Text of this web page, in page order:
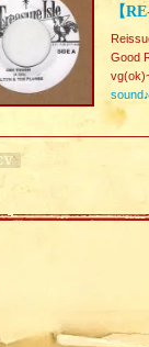
【
Good
sound♪